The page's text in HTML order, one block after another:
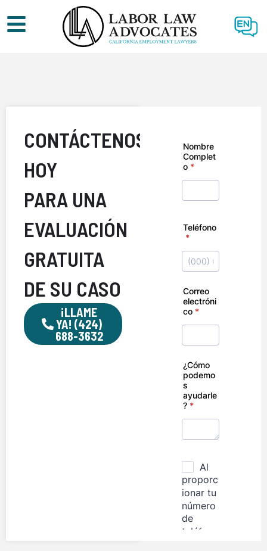
EN
CONTÁCTENOS
HOY
PARA UNA
EVALUACIÓN
GRATUITA
DE SU CASO
¡LLAME
YA! (424)
688-3632